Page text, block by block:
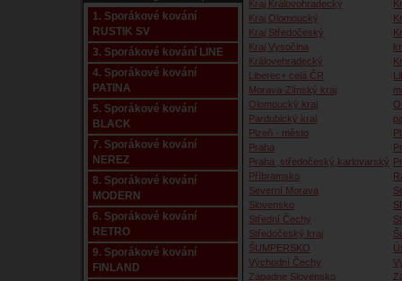
1. Sporákové kování
RUSTIK SV
3. Sporákové kování LINE
4. Sporákové kování
PATINA
5. Sporákové kování
BLACK
7. Sporákové kování
NEREZ
8. Sporákové kování
MODERN
6. Sporákové kování
RETRO
9. Sporákové kování
FINLAND
Kraj Královohradecký
Kraj Olomoucký
Kraj Středočeský
Kraj Vysočina
Královehradecký
Liberec+ celá ČR
Morava-Zlínský kraj
Olomoucký kraj
Pardubický kraj
Plzeň - město
Praha
Praha ,středočeský,karlovarský
Příbramsko
Severní Morava
Slovensko
Střední Čechy
Středočeský kraj
ŠUMPERSKO
Východní Čechy
Západne Slovensko